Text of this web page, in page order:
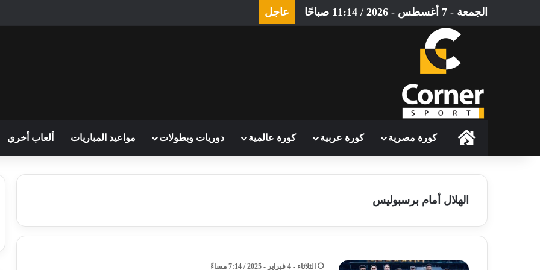
الجمعة - 7 أغسطس - 2026 / 11:14 صباحًا عاجل
الرئيسيةكورة مصرية كورة عربية كورة عالمية دوريات وبطولات مواعيد المباريات ألعاب أخري
الهلال أمام برسبوليس
الثلاثاء - 4 فبراير - 2025 / 7:14 مساءً